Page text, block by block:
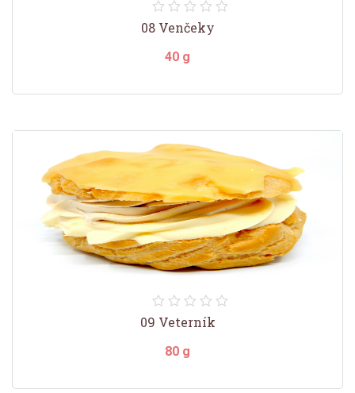
08 Venčeky
40 g
09 Veterník
80 g